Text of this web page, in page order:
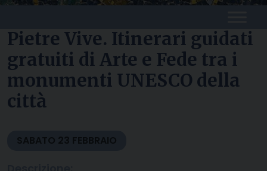
Pietre Vive. Itinerari guidati
gratuiti di Arte e Fede tra i
monumenti UNESCO della
città
SABATO 23 FEBBRAIO